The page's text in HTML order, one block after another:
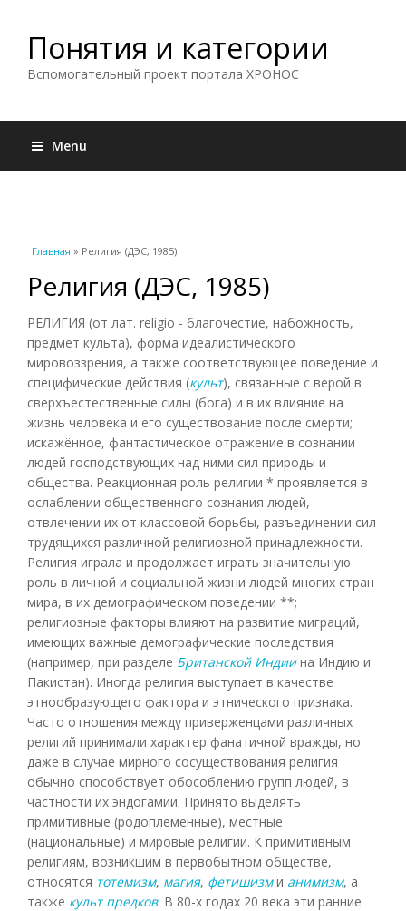
Понятия и категории
Вспомогательный проект портала ХРОНОС
Menu
Вы здесь
Главная » Религия (ДЭС, 1985)
Религия (ДЭС, 1985)
РЕЛИГИЯ (от лат. religio - благочестие, набожность,
предмет культа), форма идеалистического
мировоззрения, а также соответствующее поведение и
специфические действия (культ), связанные с верой в
сверхъестественные силы (бога) и в их влияние на
жизнь человека и его существование после смерти;
искажённое, фантастическое отражение в сознании
людей господствующих над ними сил природы и
общества. Реакционная роль религии * проявляется в
ослаблении общественного сознания людей,
отвлечении их от классовой борьбы, разъединении сил
трудящихся различной религиозной принадлежности.
Религия играла и продолжает играть значительную
роль в личной и социальной жизни людей многих стран
мира, в их демографическом поведении **;
религиозные факторы влияют на развитие миграций,
имеющих важные демографические последствия
(например, при разделе Британской Индиина Индию и
Пакистан). Иногда религия выступает в качестве
этнообразующего фактора и этнического признака.
Часто отношения между приверженцами различных
религий принимали характер фанатичной вражды, но
даже в случае мирного сосуществования религия
обычно способствует обособлению групп людей, в
частности их эндогамии. Принято выделять
примитивные (родоплеменные), местные
(национальные) и мировые религии. К примитивным
религиям, возникшим в первобытном обществе,
относятся тотемизм, магия, фетишизми анимизм, а
также культ предков. В 80-х годах 20 века эти ранние